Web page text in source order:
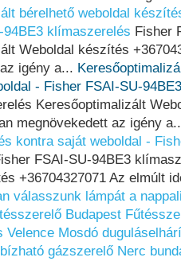
bérelhető weboldal
klímaszerelés Fisher
Weboldal készítés
igény a...
- Fisher FSAI-SU-
Keresőoptimalizált
megnövekedett az igény
kontra saját weboldal -
FSAI-SU-94BE3
+36704327071 Az elmúlt
válasszunk lámpát a
Budapest
Velence Mosdó
gázszerelő Nerc